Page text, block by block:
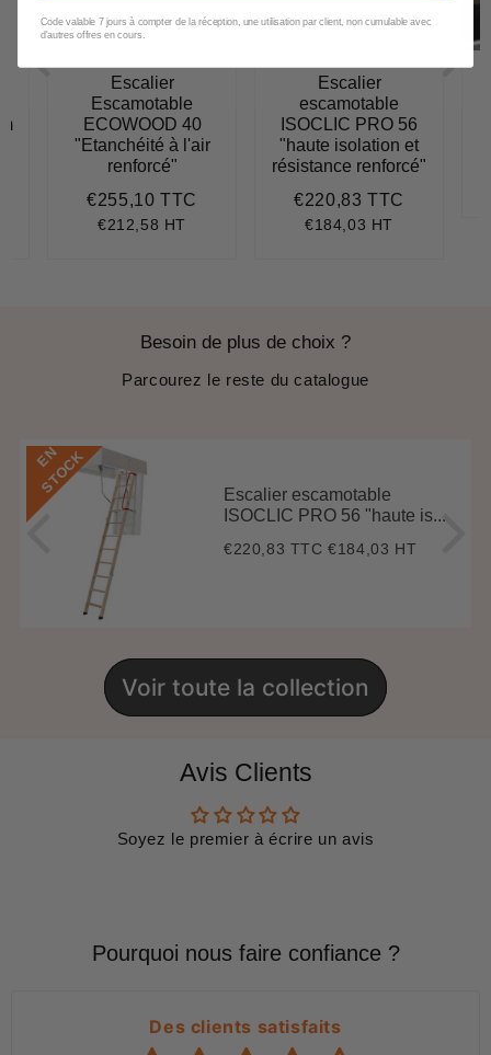
Escalier
Escamotable
ECOWOOD 40
"Etanchéité à l'air
renforcé"
Prix
régulier
€255,10 TTC
€212,58 HT
Escalier
escamotable
ISOCLIC PRO 56
"haute isolation et
résistance renforcé"
Prix
régulier
€220,83 TTC
€184,03 HT
Besoin de plus de choix ?
Parcourez le reste du catalogue
E
N
S
T
O
C
K
Escalier escamotable
ISOCLIC PRO 56 "haute is...
Prix
€220,83 TTC€220,83
€184,03 HT
Voir toute la collection
Avis Clients
Soyez le premier à écrire un avis
Pourquoi nous faire confiance ?
Des clients satisfaits
Code valable 7 jours à compter de la réception, une utilisation par client, non cumulable avec
d'autres offres en cours.